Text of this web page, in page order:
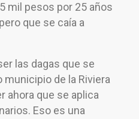
mil pesos por 25 años
que se caía a
las dagas que se
de la Riviera
ahora que se aplica
Eso es una